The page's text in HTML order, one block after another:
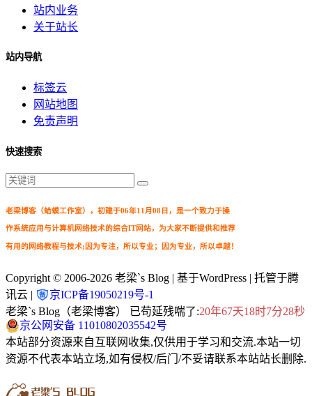
站内业务
关于站长
站内导航
标签云
网站地图
免责声明
快速搜索
老梁博客（蛤蟆工作室），初建于06年11月08日，是一个致力于操
作系统应用与计算机网络技术的综合IT网站，为大家不断提供和推荐
有用的网络教程与技术;因为专注，所以专业；因为专业，所以卓越！
Copyright © 2006-2026 老梁`s Blog | 基于WordPress | 托管于腾
讯云 |
京ICP备19050219号-1
老梁`s Blog（老梁博客） 已苟延残喘了:20年67天18时7分29秒
京公网安备 11010802035542号
本站部分资源来自互联网收集,仅供用于学习和交流.本站一切
资源不代表本站立场,如有侵权/后门/不妥请联系本站站长删除.